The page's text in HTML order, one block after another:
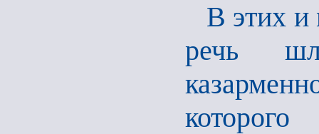
В этих и
речь